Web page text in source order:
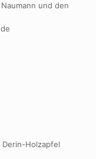
und den
Holzapfel